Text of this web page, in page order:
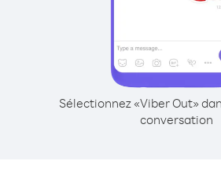
Sélectionnez «Viber Out»
conversation